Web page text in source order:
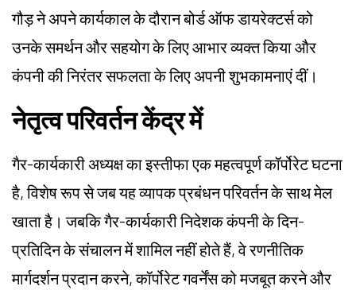
गौड़ ने अपने कार्यकाल के दौरान बोर्ड ऑफ डायरेक्टर्स को
उनके समर्थन और सहयोग के लिए आभार व्यक्त किया और
कंपनी की निरंतर सफलता के लिए अपनी शुभकामनाएं दीं।
नेतृत्व परिवर्तन केंद्र में
गैर-कार्यकारी अध्यक्ष का इस्तीफा एक महत्वपूर्ण कॉर्पोरेट घटना
है, विशेष रूप से जब यह व्यापक प्रबंधन परिवर्तन के साथ मेल
खाता है। जबकि गैर-कार्यकारी निदेशक कंपनी के दिन-
प्रतिदिन के संचालन में शामिल नहीं होते हैं, वे रणनीतिक
मार्गदर्शन प्रदान करने, कॉर्पोरेट गवर्नेंस को मजबूत करने और